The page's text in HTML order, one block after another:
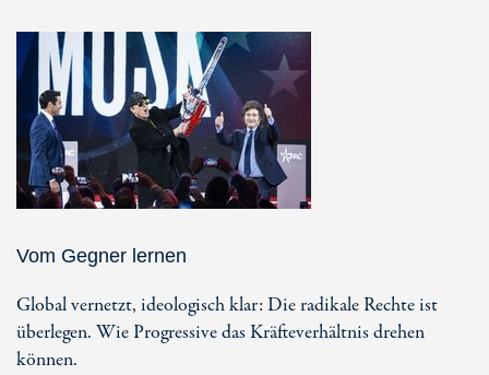
Vom Gegner lernen
Global vernetzt, ideologisch klar: Die radikale Rechte ist
überlegen. Wie Progressive das Kräfteverhältnis drehen
können.